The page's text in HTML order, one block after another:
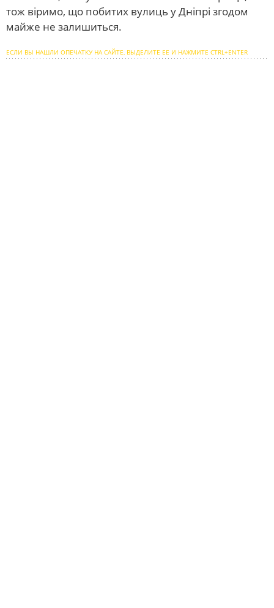
тож віримо, що побитих вулиць у Дніпрі згодом
майже не залишиться.
ЕСЛИ ВЫ НАШЛИ ОПЕЧАТКУ НА САЙТЕ, ВЫДЕЛИТЕ ЕЕ И НАЖМИТЕ CTRL+ENTER